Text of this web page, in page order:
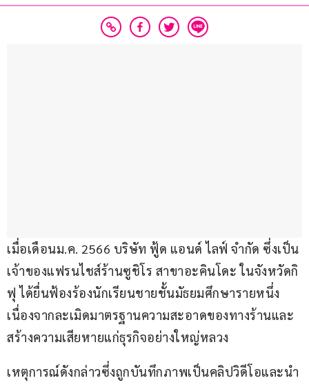
เมื่อเดือนม.ค. 2566 บริษัท ฟู้ด แอนด์ ไลฟ์ จำกัด ซึ่งเป็น
เจ้าของแฟรนไชส์ร้านซูชิโร สาขาอะคินโดะ ในจังหวัดกิ
ฟุ ได้ยื่นฟ้องร้องนักเรียนชายชั้นมัธยมศึกษารายหนึ่ง
เนื่องจากละเมิดมาตรฐานความสะอาดของทางร้านและ
สร้างความเสียหายแก่ธุรกิจอย่างใหญ่หลวง
เหตุการณ์ดังกล่าวซึ่งถูกบันทึกภาพเป็นคลิปวิดีโอและนำ